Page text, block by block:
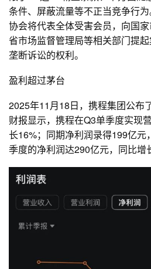
条件、屏蔽流量等不正当竞争行为
协会将代表全体受害会员，向国
省市场监督管理局等相关部门提
垄断诉讼的权利。
盈利超过茅台
2025年11月18日，携程集团公布
财报显示，携程在Q3单季度实现
长16%；同期净利润录得199亿元
季度的净利润达290亿元，同比增